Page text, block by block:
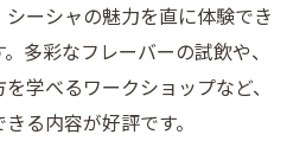
ーシャの魅力を直に体験でき
多彩なフレーバーの試飲や、
学べるワークショップなど、
る内容が好評です。